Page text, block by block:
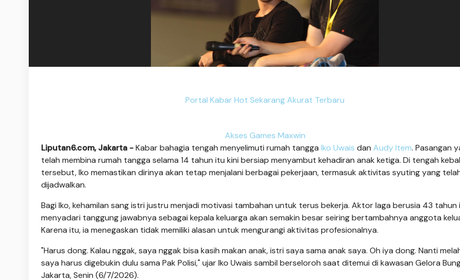
Portal Kabar Hot Sekarang Akurat Terbaru
Akses Games Maxwin
Liputan6.com, Jakarta -Kabar bahagia tengah menyelimuti rumah tangga Iko Uwais dan Audy Item. Pasangan
telah membina rumah tangga selama 14 tahun itu kini bersiap menyambut kehadiran anak ketiga. Di tengah
tersebut, Iko memastikan dirinya akan tetap menjalani berbagai pekerjaan, termasuk aktivitas syuting yang
dijadwalkan.
Bagi Iko, kehamilan sang istri justru menjadi motivasi tambahan untuk terus bekerja. Aktor laga berusia 43 tahun
menyadari tanggung jawabnya sebagai kepala keluarga akan semakin besar seiring bertambahnya anggota
Karena itu, ia menegaskan tidak memiliki alasan untuk mengurangi aktivitas profesionalnya.
"Harus dong. Kalau nggak, saya nggak bisa kasih makan anak, istri saya sama anak saya. Oh iya dong. Nanti
saya harus digebukin dulu sama Pak Polisi," ujar Iko Uwais sambil berseloroh saat ditemui di kawasan Gelora
Jakarta, Senin (6/7/2026).